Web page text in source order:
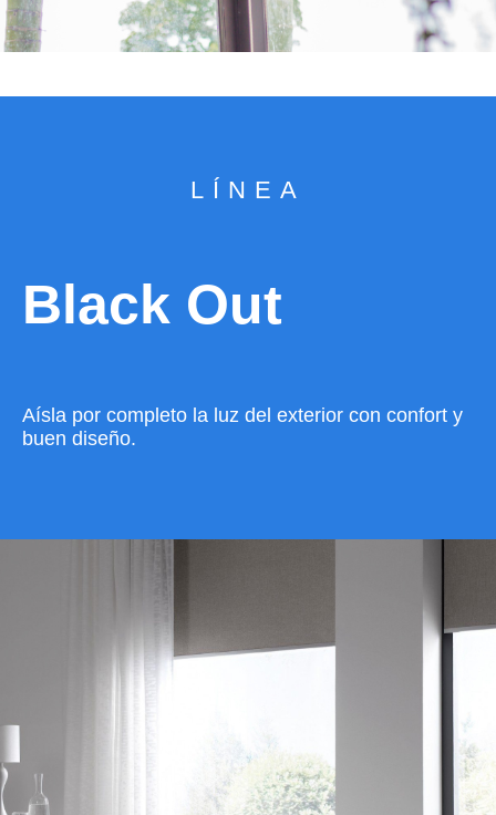
LÍNEA
Black Out
Aísla por completo la luz del exterior con confort y
buen diseño.
VER CATÁLOGO